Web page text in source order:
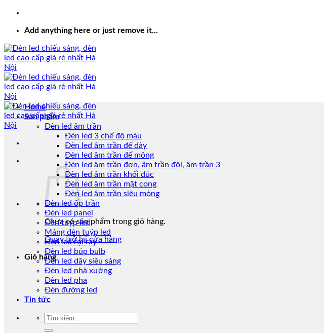
Add anything here or just remove it...
Chưa có sản phẩm trong giỏ hàng.
Quay trở lại cửa hàng
Giỏ hàng
Home
Sản phẩm
Đèn led âm trần
Đèn led 3 chế độ màu
Đèn led âm trần đế dày
Đèn led âm trần đế mỏng
Đèn led âm trần đơn, âm trần đôi, âm trần 3
Đèn led âm trần khối đúc
Đèn led âm trần mặt cong
Đèn led âm trần siêu mỏng
Đèn led ốp trần
Đèn led panel
Đèn tuýp led
Máng đèn tuýp led
Đèn led rọi ray
Đèn led búp bulb
Đèn led dây siêu sáng
Đèn led nhà xưởng
Đèn led pha
Đèn đường led
Tin tức
Tìm